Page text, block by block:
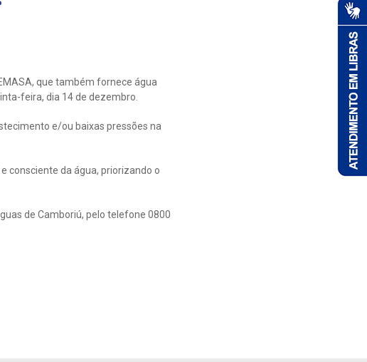
que também fornece água
feira, dia 14 de dezembro.
e/ou baixas pressões na
consciente da água, priorizando o
de Camboriú, pelo telefone 0800